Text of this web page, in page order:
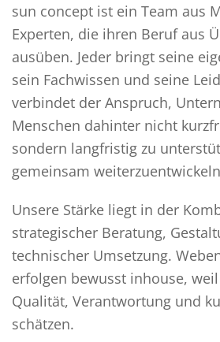
sun concept ist ein Team aus
Experten, die ihren Beruf aus
ausüben. Jeder bringt seine
sein Fachwissen und seine
verbindet der Anspruch,
Menschen dahinter nicht
sondern langfristig zu
gemeinsam
Unsere Stärke liegt in der
strategischer Beratung,
technischer Umsetzung.
erfolgen bewusst inhouse,
Qualität, Verantwortung und
schätzen.